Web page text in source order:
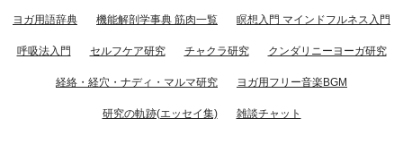
ヨガ用語辞典 機能解剖学事典 筋肉一覧 瞑想入門 マインドフルネス入門
呼吸法入門 セルフケア研究 チャクラ研究 クンダリニーヨーガ研究
経絡・経穴・ナディ・マルマ研究 ヨガ用フリー音楽BGM
研究の軌跡(エッセイ集) 雑談チャット